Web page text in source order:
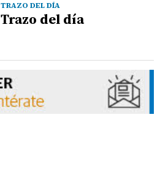
TRAZO DEL DÍA
Trazo del día